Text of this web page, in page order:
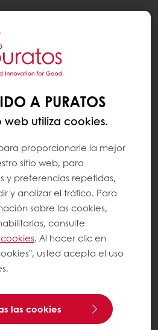
DIRECTO DE
PANTALLA DE INICIO
su navegador, luego
pequeños puntos en la
a la pantalla de
El acceso directo se
de inicio. Haga clic
directamente a su
A PURATOS
web utiliza cookies.
proporcionarle la mejor
sitio web, para
y preferencias repetidas,
y analizar el tráfico. Para
sobre las cookies,
consulte
. Al hacer clic en
usted acepta el uso
las cookies